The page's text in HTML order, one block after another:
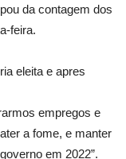
da contagem dos
feira.
eleita e apres
empregos e
a fome, e manter
em 2022”.